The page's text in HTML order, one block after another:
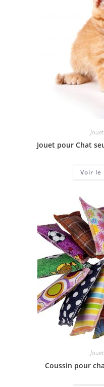
Jouet pour Chat
Voir le
Coussin pour